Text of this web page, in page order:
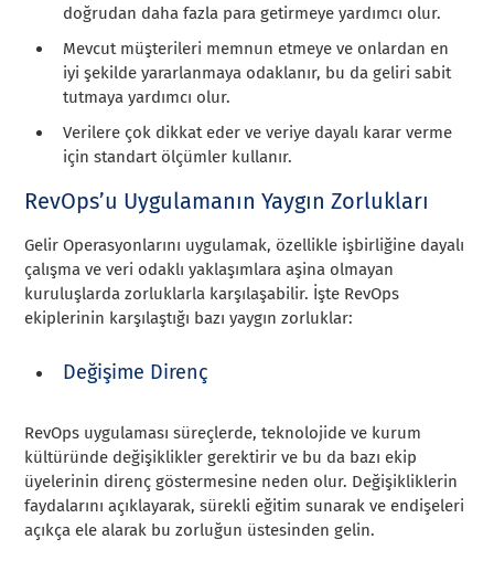
doğrudan daha fazla para getirmeye yardımcı olur.
Mevcut müşterileri memnun etmeye ve onlardan en
iyi şekilde yararlanmaya odaklanır, bu da geliri sabit
tutmaya yardımcı olur.
Verilere çok dikkat eder ve veriye dayalı karar verme
için standart ölçümler kullanır.
RevOps’u Uygulamanın Yaygın Zorlukları
Gelir Operasyonlarını uygulamak, özellikle işbirliğine dayalı
çalışma ve veri odaklı yaklaşımlara aşina olmayan
kuruluşlarda zorluklarla karşılaşabilir. İşte RevOps
ekiplerinin karşılaştığı bazı yaygın zorluklar:
Değişime Direnç
RevOps uygulaması süreçlerde, teknolojide ve kurum
kültüründe değişiklikler gerektirir ve bu da bazı ekip
üyelerinin direnç göstermesine neden olur. Değişikliklerin
faydalarını açıklayarak, sürekli eğitim sunarak ve endişeleri
açıkça ele alarak bu zorluğun üstesinden gelin.